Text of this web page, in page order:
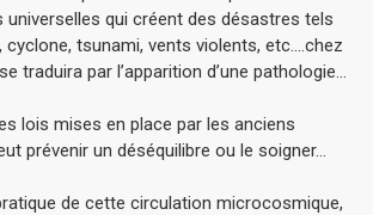
qui créent des désastres tels
cyclone, tsunami, vents violents, etc….chez
traduira par l’apparition d’une pathologie…
lois mises en place par les anciens
prévenir un déséquilibre ou le soigner…
de cette circulation microcosmique,